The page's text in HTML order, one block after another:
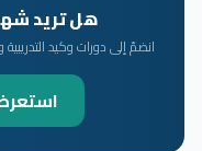
هل تريد
انضمّ إلى دورات وكيد